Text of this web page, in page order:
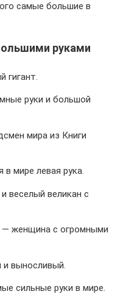
самые большие в
руками
гигант.
руки и большой
мира из Книги
мире левая рука.
веселый великан с
женщина с огромными
выносливый.
сильные руки в мире.